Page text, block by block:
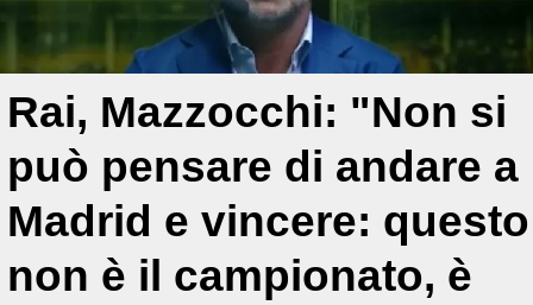
Rai, Mazzocchi: "Non si
può pensare di andare a
Madrid e vincere: questo
non è il campionato, è